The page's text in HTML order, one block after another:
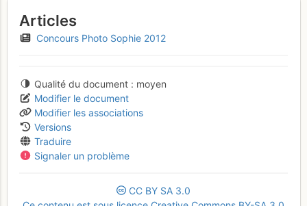
Articles
Concours Photo Sophie 2012
Qualité du document
moyen
Modifier le document
Modifier les associations
Versions
Traduire
Signaler un problème
CC BY SA 3.0